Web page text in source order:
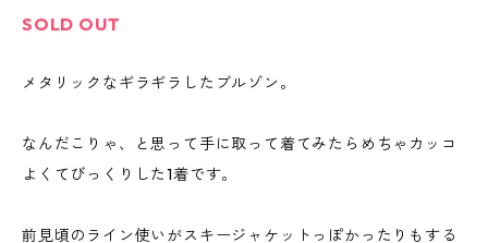
SOLD OUT
メタリックなギラギラしたブルゾン。
なんだこりゃ、と思って手に取って着てみたらめちゃカッコ
よくてびっくりした1着です。
前見頃のライン使いがスキージャケットっぽかったりもする